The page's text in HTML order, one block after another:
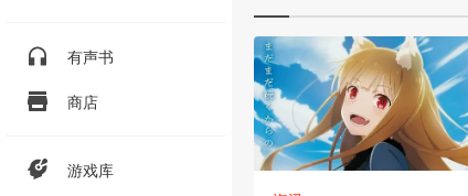
有声书
商店
游戏库